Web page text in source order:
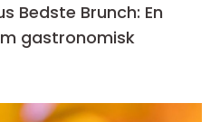
Bedste Brunch: En
gastronomisk